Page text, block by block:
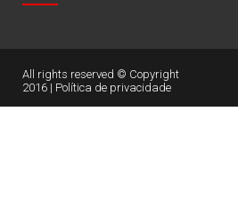
All rights reserved © Copyright
2016 | Política de privacidade